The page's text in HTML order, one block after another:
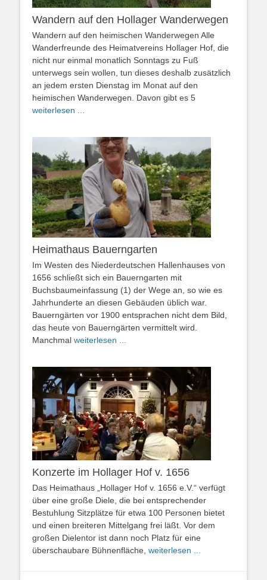
Wandern auf den Hollager Wanderwegen
Wandern auf den heimischen Wanderwegen Alle
Wanderfreunde des Heimatvereins Hollager Hof, die
nicht nur einmal monatlich Sonntags zu Fuß
unterwegs sein wollen, tun dieses deshalb zusätzlich
an jedem ersten Dienstag im Monat auf den
heimischen Wanderwegen. Davon gibt es 5
weiterlesen ...
Heimathaus Bauerngarten
Im Westen des Niederdeutschen Hallenhauses von
1656 schließt sich ein Bauerngarten mit
Buchsbaumeinfassung (1) der Wege an, so wie es
Jahrhunderte an diesen Gebäuden üblich war.
Bauerngärten vor 1900 entsprachen nicht dem Bild,
das heute von Bauerngärten vermittelt wird.
Manchmal weiterlesen ...
Konzerte im Hollager Hof v. 1656
Das Heimathaus „Hollager Hof v. 1656 e.V.“ verfügt
über eine große Diele, die bei entsprechender
Bestuhlung Sitzplätze für etwa 100 Personen bietet
und einen breiteren Mittelgang frei läßt. Vor dem
großen Dielentor ist dann noch Platz für eine
überschaubare Bühnenfläche, weiterlesen ...